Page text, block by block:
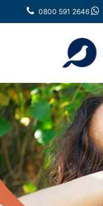
0800 591 2646